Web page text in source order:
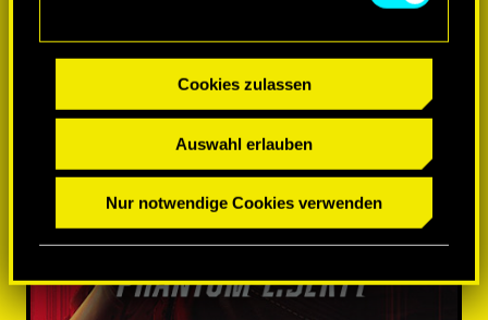
Cookies zulassen
Auswahl erlauben
Nur notwendige Cookies verwenden